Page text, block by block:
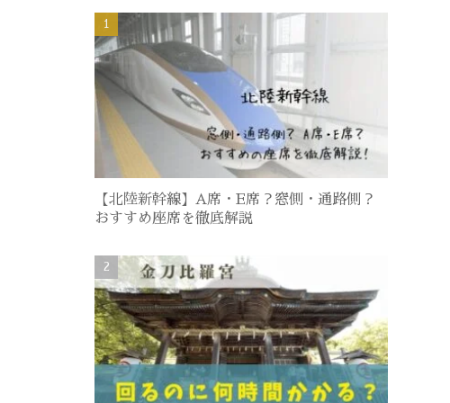
【北陸新幹線】A席・E席？窓側・通路側？
おすすめ座席を徹底解説